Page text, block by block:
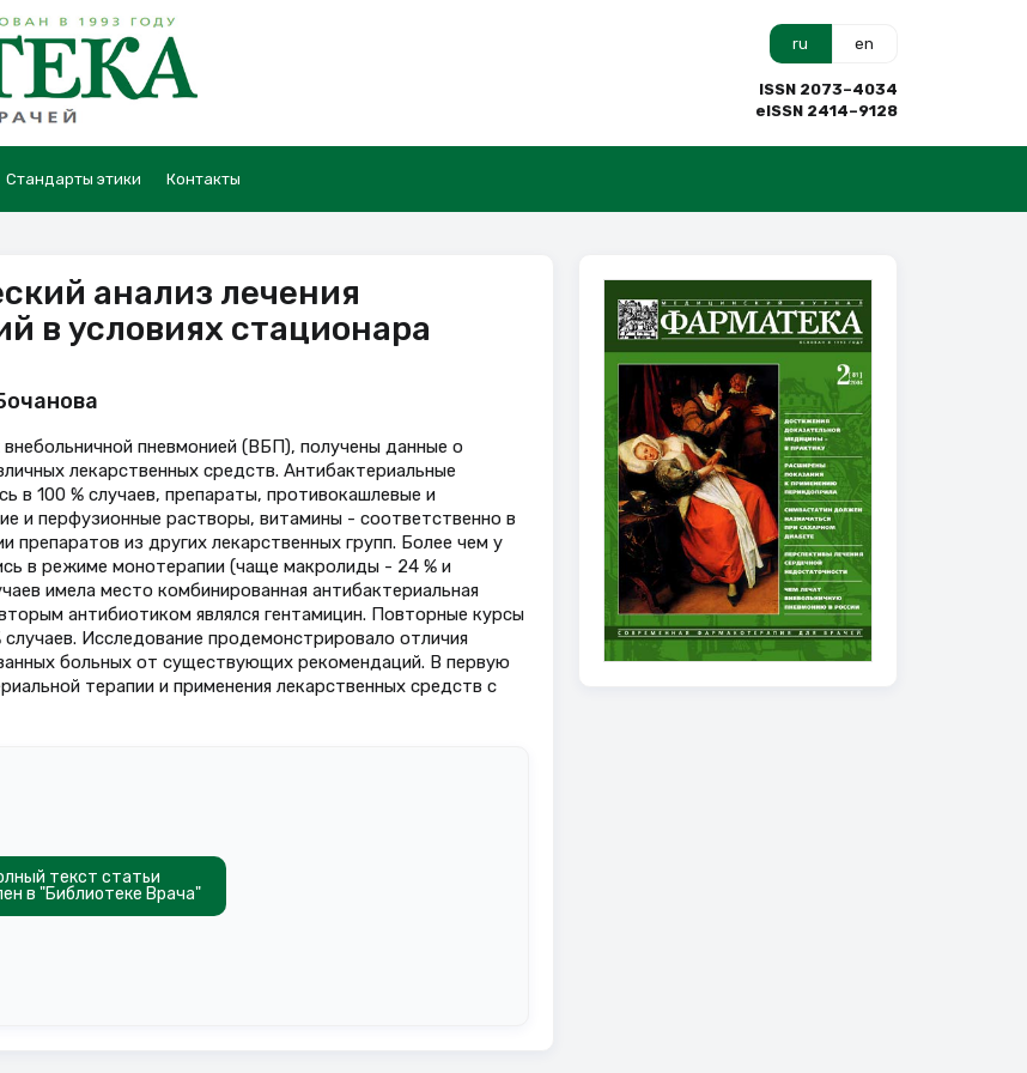
ru en
ISSN 2073–4034
eISSN 2414–9128
Стандарты этики Контакты
анализ лечения
в условиях стационара
пневмонией (ВБП), получены данные о
лекарственных средств. Антибактериальные
в 100 % случаев, препараты, противокашлевые и
и перфузионные растворы, витамины - соответственно в
препаратов из других лекарственных групп. Более чем у
в режиме монотерапии (чаще макролиды - 24 % и
имела место комбинированная антибактериальная
антибиотиком являлся гентамицин. Повторные курсы
Исследование продемонстрировало отличия
больных от существующих рекомендаций. В первую
терапии и применения лекарственных средств с
текст статьи
в "Библиотеке Врача"